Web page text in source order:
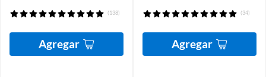
(138)
Agregar
(34)
Agregar